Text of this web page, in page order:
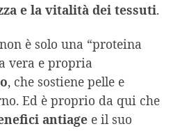
e la vitalità dei tessuti.
è solo una “proteina
vera e propria
, che sostiene pelle e
Ed è proprio da qui che
antiage e il suo